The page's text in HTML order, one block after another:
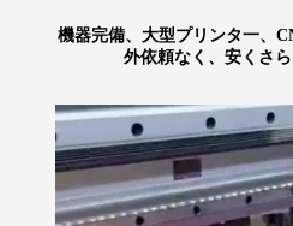
機器完備、大型プリンタ一、
外依頼なく、安くさ